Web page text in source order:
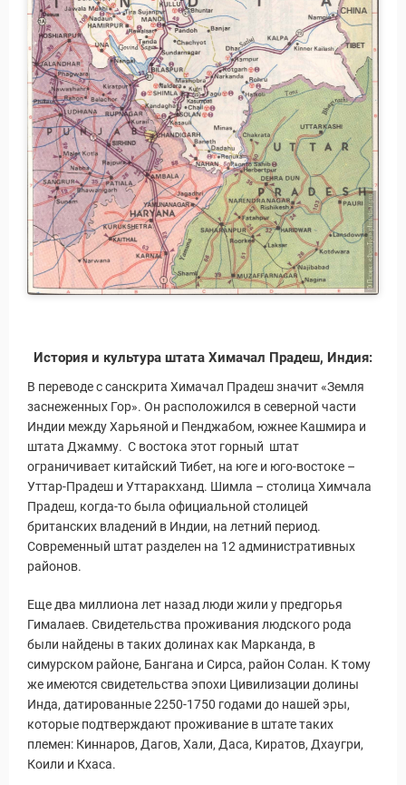
История и культура штата Химачал Прадеш, Индия:
В переводе с санскрита Химачал Прадеш значит «Земля
заснеженных Гор». Он расположился в северной части
Индии между Харьяной и Пенджабом, южнее Кашмира и
штата Джамму. С востока этот горный штат
ограничивает китайский Тибет, на юге и юго-востоке –
Уттар-Прадеш и Уттаракханд. Шимла – столица Химчала
Прадеш, когда-то была официальной столицей
британских владений в Индии, на летний период.
Современный штат разделен на 12 административных
районов.
Еще два миллиона лет назад люди жили у предгорья
Гималаев. Свидетельства проживания людского рода
были найдены в таких долинах как Марканда, в
симурском районе, Бангана и Сирса, район Солан. К тому
же имеются свидетельства эпохи Цивилизации долины
Инда, датированные 2250-1750 годами до нашей эры,
которые подтверждают проживание в штате таких
племен: Киннаров, Дагов, Хали, Даса, Киратов, Дхаугри,
Коили и Кхаса.